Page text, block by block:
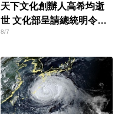
天下文化創辦人高希均逝
世 文化部呈請總統明令褒
揚
8/7